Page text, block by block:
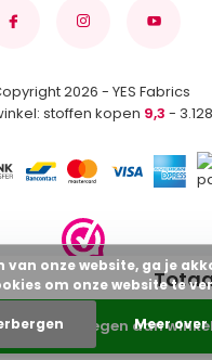
Toevoegen aan
2026 - YES Fabrics
stoffen kopen 9,3 -
van onze website, ga je
om onze website te
Meer over